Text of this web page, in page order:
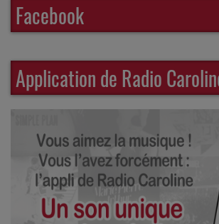
Facebook
Application de Radio